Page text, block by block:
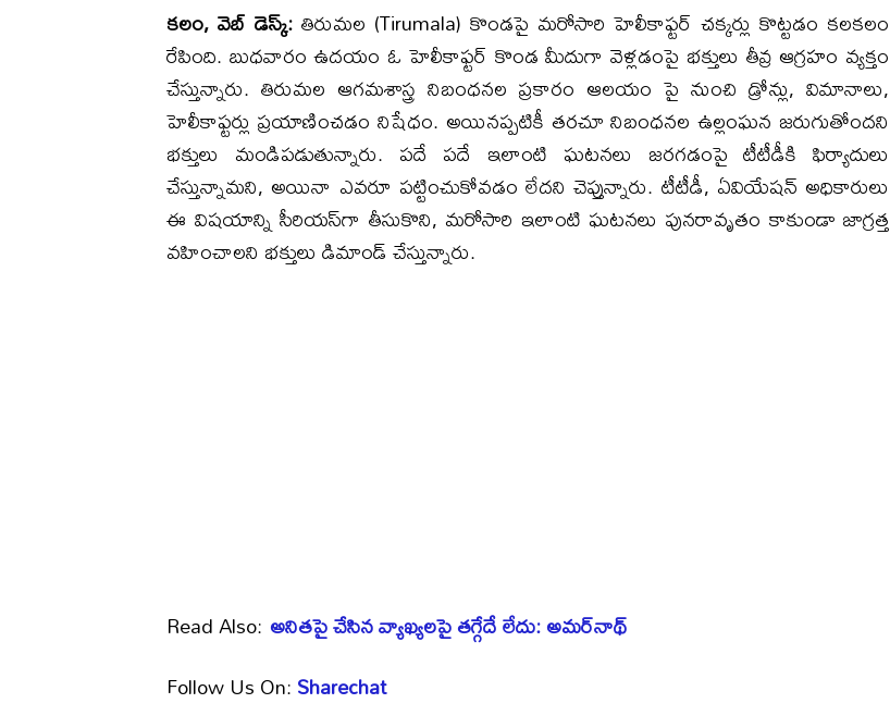
క‌లం, వెబ్ డెస్క్: తిరుమ‌ల (Tirumala) కొండ‌పై మ‌రోసారి హెలీకాఫ్ట‌ర్ చ‌క్క‌ర్లు కొట్ట‌డం క‌ల‌క‌లం
రేపింది. బుధ‌వారం ఉద‌యం ఓ హెలీకాఫ్ట‌ర్ కొండ మీదుగా వెళ్ల‌డంపై భ‌క్తులు తీవ్ర ఆగ్ర‌హం వ్య‌క్తం
చేస్తున్నారు. తిరుమ‌ల‌ ఆగమశాస్త్ర నిబంధ‌న‌ల ప్ర‌కారం ఆల‌యం పై నుంచి డ్రోన్లు, విమానాలు,
హెలీకాఫ్ట‌ర్లు ప్ర‌యాణించ‌డం నిషేధం. అయిన‌ప్ప‌టికీ త‌ర‌చూ నిబంధ‌న‌ల‌ ఉల్లంఘన జ‌రుగుతోంద‌ని
భ‌క్తులు మండిప‌డుతున్నారు. ప‌దే ప‌దే ఇలాంటి ఘ‌ట‌న‌లు జ‌ర‌గ‌డంపై టీటీడీకి ఫిర్యాదులు
చేస్తున్నామ‌ని, అయినా ఎవ‌రూ ప‌ట్టించుకోవ‌డం లేద‌ని చెప్తున్నారు. టీటీడీ, ఏవియేష‌న్ అధికారులు
ఈ విష‌యాన్ని సీరియ‌స్‌గా తీసుకొని, మ‌రోసారి ఇలాంటి ఘ‌ట‌న‌లు పున‌రావృతం కాకుండా జాగ్ర‌త్త
వ‌హించాల‌ని భ‌క్తులు డిమాండ్ చేస్తున్నారు.
Read Also: అనిత‌పై చేసిన వ్యాఖ్య‌ల‌పై త‌గ్గేదే లేదు: అమ‌ర్‌నాథ్‌
Follow Us On:Sharechat